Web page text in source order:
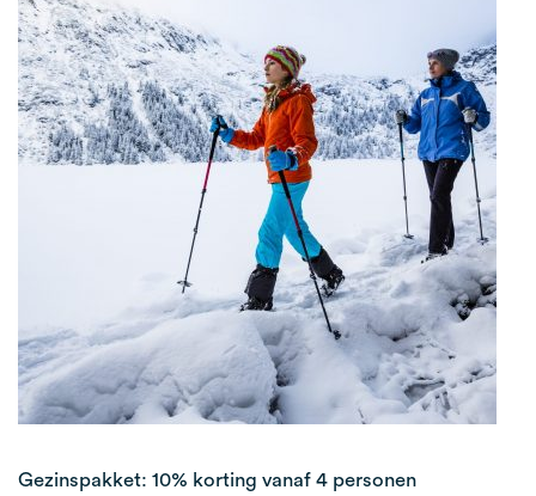
Gezinspakket: 10% korting vanaf 4 personen